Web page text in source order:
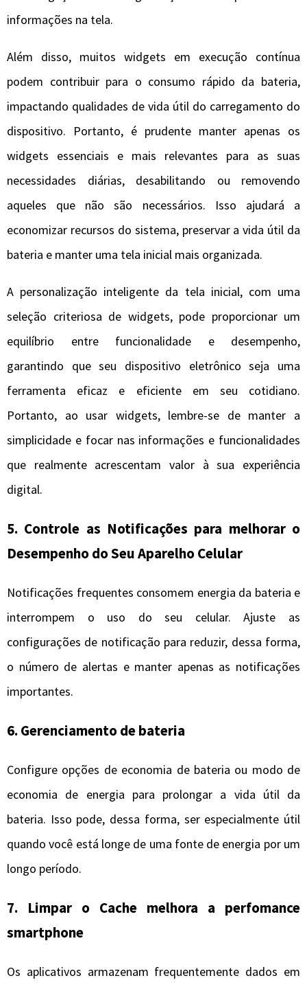
informações na tela.
Além disso, muitos widgets em execução contínua
podem contribuir para o consumo rápido da bateria,
impactando qualidades de vida útil do carregamento do
dispositivo. Portanto, é prudente manter apenas os
widgets essenciais e mais relevantes para as suas
necessidades diárias, desabilitando ou removendo
aqueles que não são necessários. Isso ajudará a
economizar recursos do sistema, preservar a vida útil da
bateria e manter uma tela inicial mais organizada.
A personalização inteligente da tela inicial, com uma
seleção criteriosa de widgets, pode proporcionar um
equilíbrio entre funcionalidade e desempenho,
garantindo que seu dispositivo eletrônico seja uma
ferramenta eficaz e eficiente em seu cotidiano.
Portanto, ao usar widgets, lembre-se de manter a
simplicidade e focar nas informações e funcionalidades
que realmente acrescentam valor à sua experiência
digital.
5. Controle as Notificações para melhorar o
Desempenho do Seu Aparelho Celular
Notificações frequentes consomem energia da bateria e
interrompem o uso do seu celular. Ajuste as
configurações de notificação para reduzir, dessa forma,
o número de alertas e manter apenas as notificações
importantes.
6. Gerenciamento de bateria
Configure opções de economia de bateria ou modo de
economia de energia para prolongar a vida útil da
bateria. Isso pode, dessa forma, ser especialmente útil
quando você está longe de uma fonte de energia por um
longo período.
7. Limpar o Cache melhora a perfomance
smartphone
Os aplicativos armazenam frequentemente dados em